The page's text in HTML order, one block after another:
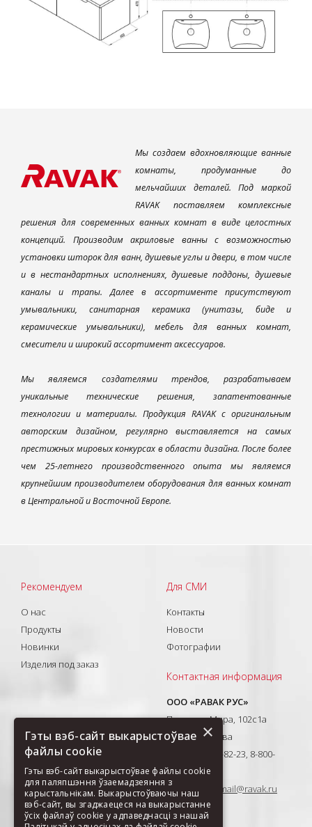
Мы создаем вдохновляющие ванные
комнаты, продуманные до
мельчайших деталей. Под маркой
RAVAK поставляем комплексные
решения для современных ванных комнат в виде целостных
концепций. Производим акриловые ванны с возможностью
установки шторок для ванн, душевые углы и двери, в том числе
и в нестандартных исполнениях, душевые поддоны, душевые
каналы и трапы. Далее в ассортименте присутствуют
умывальники, санитарная керамика (унитазы, биде и
керамические умывальники), мебель для ванных комнат,
смесители и широкий ассортимент аксессуаров.
Мы являемся создателями трендов, разрабатываем
уникальные технические решения, запатентованные
технологии и материалы. Продукция RAVAK с оригинальным
авторским дизайном, регулярно выставляется на самых
престижных мировых конкурсах в области дизайна. После более
чем 25-летнего производственного опыта мы являемся
крупнейшим производителем оборудования для ванных комнат
в Центральной и Восточной Европе.
Рекомендуем
О нас
Продукты
Новинки
Изделия под заказ
Для СМИ
Контакты
Новости
Фотографии
Контактная информация
ООО «РАВАК РУС»
Проспект Мира, 102с1а
129626, Москва
T: +7(495) 710-82-23, 8-800-
333-41-51
E-mail:ravak-mail@ravak.ru
×
Гэты вэб-сайт выкарыстоўвае
файлы cookie
Гэты вэб-сайт выкарыстоўвае файлы cookie
для паляпшэння ўзаемадзеяння з
карыстальнікам. Выкарыстоўваючы наш
вэб-сайт, вы згаджаецеся на выкарыстанне
ўсіх файлаў cookie у адпаведнасці з нашай